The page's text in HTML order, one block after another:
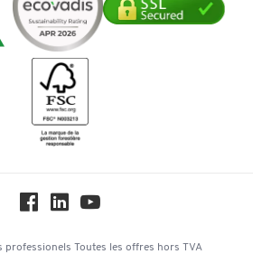
professionels Toutes les offres hors TVA